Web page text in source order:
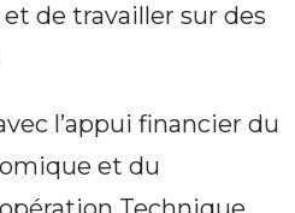
de travailler sur des
l’appui financier du
et du